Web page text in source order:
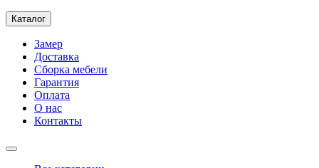
Каталог
Замер
Доставка
Сборка мебели
Гарантия
Оплата
О нас
Контакты